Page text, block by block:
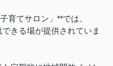
育てサロン」**では、
きる場が提供されていま